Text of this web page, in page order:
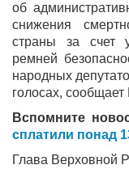
об
снижения
страны за счет
ремней
народных
голосах,
Вспомните
сплатили понад
Глава Верховной